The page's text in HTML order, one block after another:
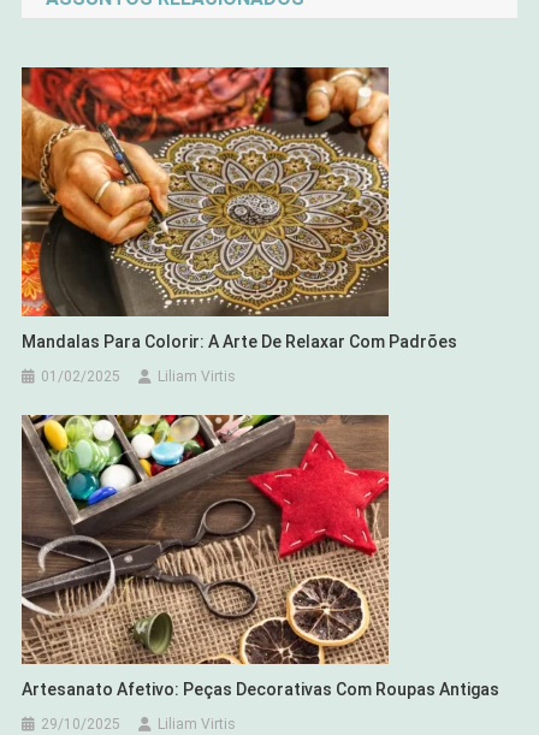
Post
Mandalas Para Colorir: A Arte De Relaxar Com Padrões
01/02/2025 Liliam Virtis
Artesanato Afetivo: Peças Decorativas Com Roupas Antigas
29/10/2025 Liliam Virtis